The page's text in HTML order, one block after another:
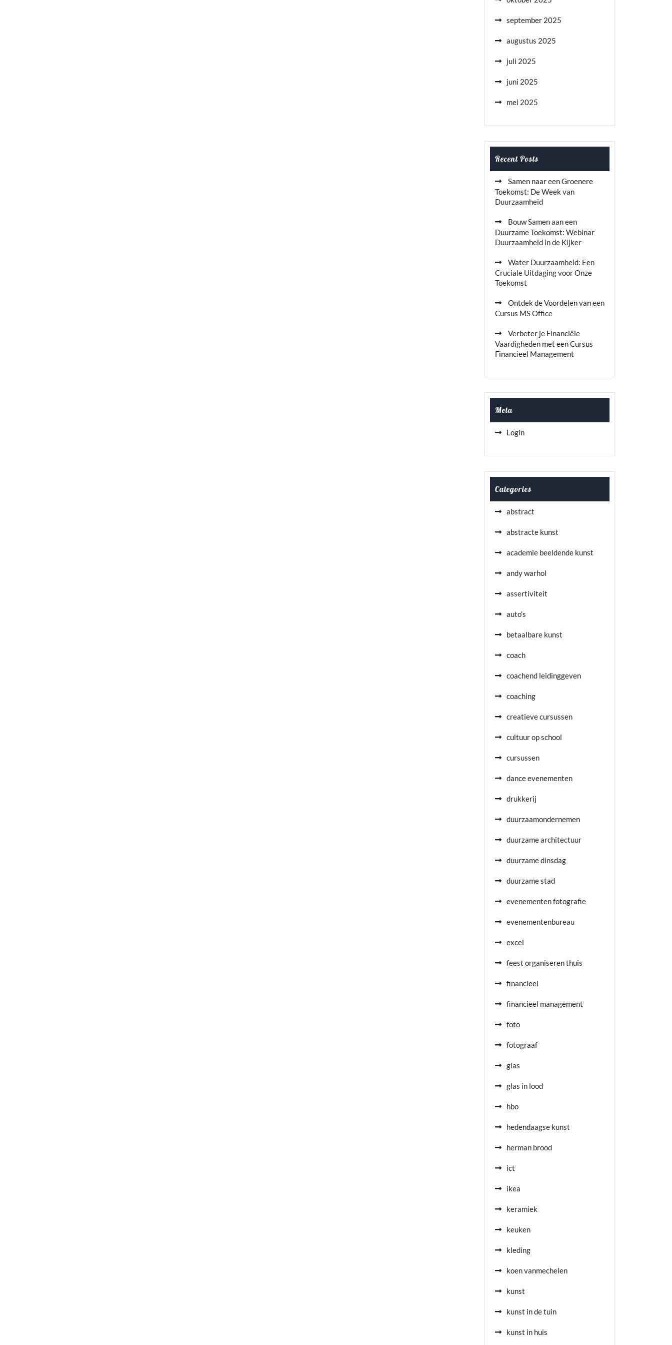
september 2025
augustus 2025
juli 2025
juni 2025
mei 2025
Recent Posts
Samen naar een Groenere
Toekomst: De Week van
Duurzaamheid
Bouw Samen aan een
Duurzame Toekomst: Webinar
Duurzaamheid in de Kijker
Water Duurzaamheid: Een
Cruciale Uitdaging voor Onze
Toekomst
Ontdek de Voordelen van een
Cursus MS Office
Verbeter je Financiële
Vaardigheden met een Cursus
Financieel Management
Meta
Login
Categories
abstract
abstracte kunst
academie beeldende kunst
andy warhol
assertiviteit
auto's
betaalbare kunst
coach
coachend leidinggeven
coaching
creatieve cursussen
cultuur op school
cursussen
dance evenementen
drukkerij
duurzaamondernemen
duurzame architectuur
duurzame dinsdag
duurzame stad
evenementen fotografie
evenementenbureau
excel
feest organiseren thuis
financieel
financieel management
foto
fotograaf
glas
glas in lood
hbo
hedendaagse kunst
herman brood
ict
ikea
keramiek
keuken
kleding
koen vanmechelen
kunst
kunst in de tuin
kunst in huis